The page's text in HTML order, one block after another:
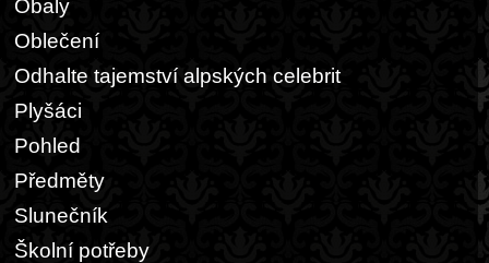
Obaly
Oblečení
Odhalte tajemství alpských celebrit
Plyšáci
Pohled
Předměty
Slunečník
Školní potřeby